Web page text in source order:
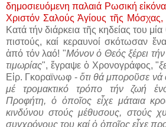
δημοσιευόμενη παλαιά Ρωσική εἰκόνα
Χριστόν Σαλούς Ἁγίους τῆς Μόσχας,
Κατά τήν διάρκεια τῆς κηδείας του
πιστούς, καί κεραυνοί σκότωσαν
ἀπό τόν λαό! "Μόνον ὁ Θεός ξέρει τήν
τιμωρίας", ἔγραψε ὁ Χρονογράφος, "
Εἰρ. Γκοραϊνωφ - ὅτι θά μποροῦσε νά
μέ τρομακτικό τρόπο τήν ζωή
Προφήτη, ὁ ὁποῖος εἶχε μάταια
κινδύνου στούς μέθυσους, στούς
συγχρόνους του καί ὁ ὁποῖος εἶχε